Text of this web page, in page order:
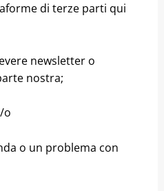
di terze parti qui
newsletter o
nostra;
o
o un problema con